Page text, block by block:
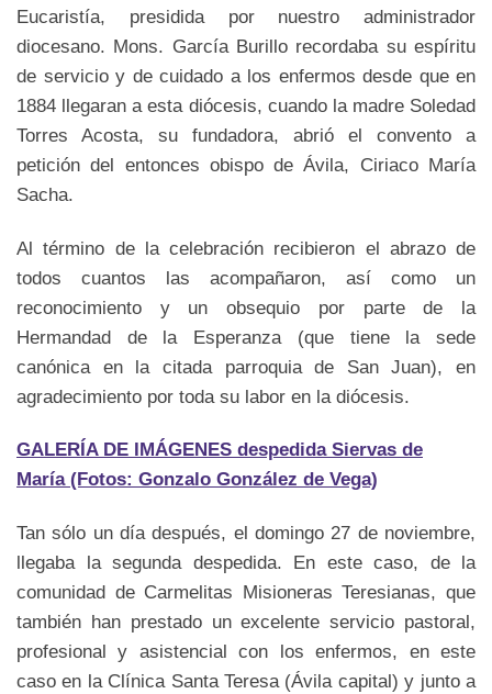
Eucaristía, presidida por nuestro administrador
diocesano. Mons. García Burillo recordaba su espíritu
de servicio y de cuidado a los enfermos desde que en
1884 llegaran a esta diócesis, cuando la madre Soledad
Torres Acosta, su fundadora, abrió el convento a
petición del entonces obispo de Ávila, Ciriaco María
Sacha.
Al término de la celebración recibieron el abrazo de
todos cuantos las acompañaron, así como un
reconocimiento y un obsequio por parte de la
Hermandad de la Esperanza (que tiene la sede
canónica en la citada parroquia de San Juan), en
agradecimiento por toda su labor en la diócesis.
GALERÍA DE IMÁGENES despedida Siervas de
María (Fotos: Gonzalo González de Vega)
Tan sólo un día después, el domingo 27 de noviembre,
llegaba la segunda despedida. En este caso, de la
comunidad de Carmelitas Misioneras Teresianas, que
también han prestado un excelente servicio pastoral,
profesional y asistencial con los enfermos, en este
caso en la Clínica Santa Teresa (Ávila capital) y junto a